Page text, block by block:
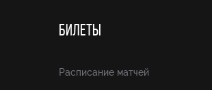
БИЛЕТЫ
Расписание матчей